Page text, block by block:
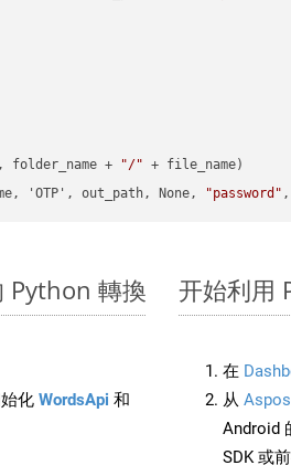
folder_name + "/" + file_name)
'OTP', out_path, None,
"password"
Python 轉換
化 WordsApi 和
开始利用
在
从
Android
SDK 或